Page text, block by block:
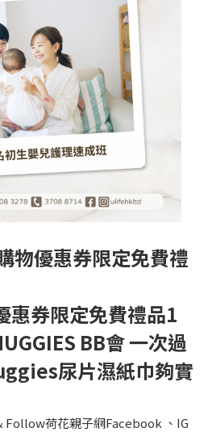
物優惠券限定免費禮
惠券限定免費禮品1
BB會 一次過
尿片濕紙巾夠實
Follow荷花親子網Facebook 、IG